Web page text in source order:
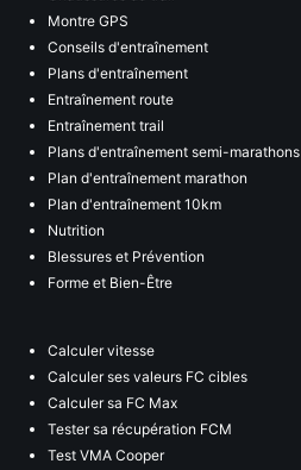
Montre GPS
Conseils d'entraînement
Plans d'entraînement
Entraînement route
Entraînement trail
Plans d'entraînement semi-marathons
Plan d'entraînement marathon
Plan d'entraînement 10km
Nutrition
Blessures et Prévention
Forme et Bien-Être
Calculer vitesse
Calculer ses valeurs FC cibles
Calculer sa FC Max
Tester sa récupération FCM
Test VMA Cooper